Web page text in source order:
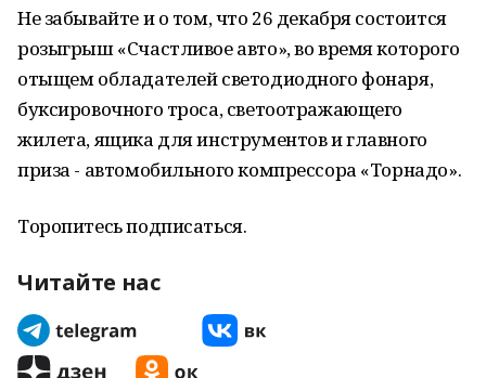
Не забывайте и о том, что 26 декабря состоится
розыгрыш «Счастливое авто», во время которого
отыщем обладателей светодиодного фонаря,
буксировочного троса, светоотражающего
жилета, ящика для инструментов и главного
приза - автомобильного компрессора «Торнадо».
Торопитесь подписаться.
Читайте нас